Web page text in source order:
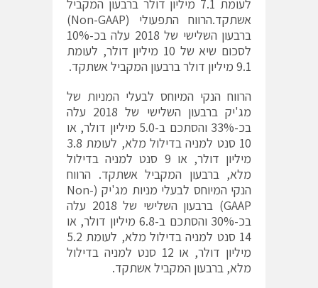
לעומת 7.1 מיליון דולר ברבעון המקביל
אשתקד.הרווח התפעולי (Non-GAAP)
ברבעון השלישי של 2018 עלה בכ-10%
לסכום שיא של 10 מיליון דולר, לעומת
9.1 מיליון דולר ברבעון המקביל אשתקד.
הרווח הנקי המיוחס לבעלי המניות של
מג'יק ברבעון השלישי של 2018 עלה
בכ-33% והסתכם ב-5.0 מיליון דולר, או
10 סנט למניה בדילול מלא, לעומת 3.8
מיליון דולר, או 9 סנט למניה בדילול
מלא, ברבעון המקביל אשתקד. הרווח
הנקי המיוחס לבעלי מניות מג'יק (Non-
GAAP) ברבעון השלישי של 2018 עלה
בכ-30% והסתכם ב-6.8 מיליון דולר, או
14 סנט למניה בדילול מלא, לעומת 5.2
מיליון דולר, או 12 סנט למניה בדילול
מלא, ברבעון המקביל אשתקד.